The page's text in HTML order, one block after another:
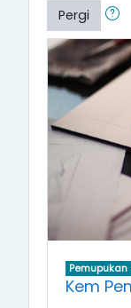
Pergi
Kem